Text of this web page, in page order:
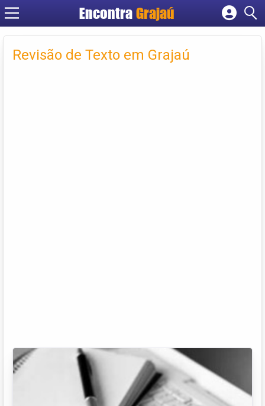
Encontra Grajaú
Cadastrar empresa
Criar conta
Revisão de Texto em Grajaú